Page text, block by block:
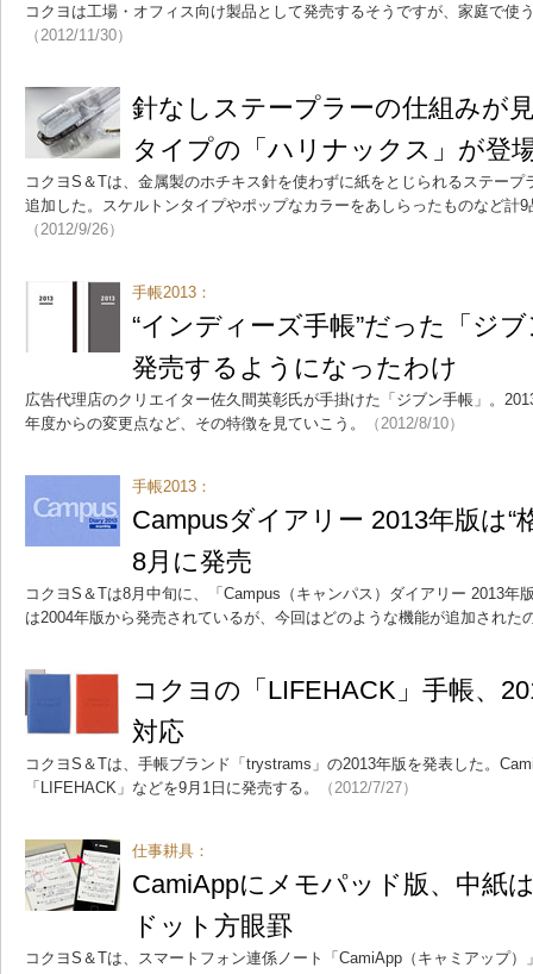
コクヨは工場・オフィス向け製品として発売するそうですが、家庭で使
（2012/11/30）
針なしステープラーの仕組みが
タイプの「ハリナックス」が登
コクヨS＆Tは、金属製のホチキス針を使わずに紙をとじられるステー
追加した。スケルトンタイプやポップなカラーをあしらったものなど計
（2012/9/26）
手帳2013：
“インディーズ手帳”だった「ジ
発売するようになったわけ
広告代理店のクリエイター佐久間英彰氏が手掛けた「ジブン手帳」。
年度からの変更点など、その特徴を見ていこう。
（2012/8/10）
手帳2013：
Campusダイアリー 2013年版は“
8月に発売
コクヨS＆Tは8月中旬に、「Campus（キャンパス）ダイアリー 2013年
は2004年版から発売されているが、今回はどのような機能が追加された
コクヨの「LIFEHACK」手帳、
対応
コクヨS＆Tは、手帳ブランド「trystrams」の2013年版を発表した。
「LIFEHACK」などを9月1日に発売する。
（2012/7/27）
仕事耕具：
CamiAppにメモパッド版、中紙
ドット方眼罫
コクヨS＆Tは、スマートフォン連係ノート「CamiApp（キャミアップ